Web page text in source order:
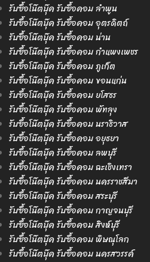
รับซื้อโน๊ตบุ๊ค รับซื้อคอม ลำพูน
รับซื้อโน๊ตบุ๊ค รับซื้อคอม อุตรดิตถ์
รับซื้อโน๊ตบุ๊ค รับซื้อคอม น่าน
รับซื้อโน๊ตบุ๊ค รับซื้อคอม กำแพงเพชร
รับซื้อโน๊ตบุ๊ค รับซื้อคอม ภูเก็ต
รับซื้อโน๊ตบุ๊ค รับซื้อคอม ขอนแก่น
รับซื้อโน๊ตบุ๊ค รับซื้อคอม ยโสธร
รับซื้อโน๊ตบุ๊ค รับซื้อคอม พัทลุง
รับซื้อโน๊ตบุ๊ค รับซื้อคอม นราธิวาส
รับซื้อโน๊ตบุ๊ค รับซื้อคอม อยุธยา
รับซื้อโน๊ตบุ๊ค รับซื้อคอม ลพบุรี
รับซื้อโน๊ตบุ๊ค รับซื้อคอม ฉะเชิงเทรา
รับซื้อโน๊ตบุ๊ค รับซื้อคอม นครราชสีมา
รับซื้อโน๊ตบุ๊ค รับซื้อคอม สระบุรี
รับซื้อโน๊ตบุ๊ค รับซื้อคอม กาญจนบุรี
รับซื้อโน๊ตบุ๊ค รับซื้อคอม สิงห์บุรี
รับซื้อโน๊ตบุ๊ค รับซื้อคอม พิษณุโลก
รับซื้อโน๊ตบุ๊ค รับซื้อคอม นครสวรรค์